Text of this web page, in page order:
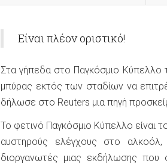
Είναι πλέον οριστικό!
Στα γήπεδα στο Παγκόσμιο Κύπελλο
μπύρας εκτός των σταδίων να
δήλωσε στο Reuters μια πηγή
Το φετινό Παγκόσμιο Κύπελλο είναι
αυστηρούς ελέγχους στο αλκοόλ,
διοργανωτές μιας εκδήλωσης που